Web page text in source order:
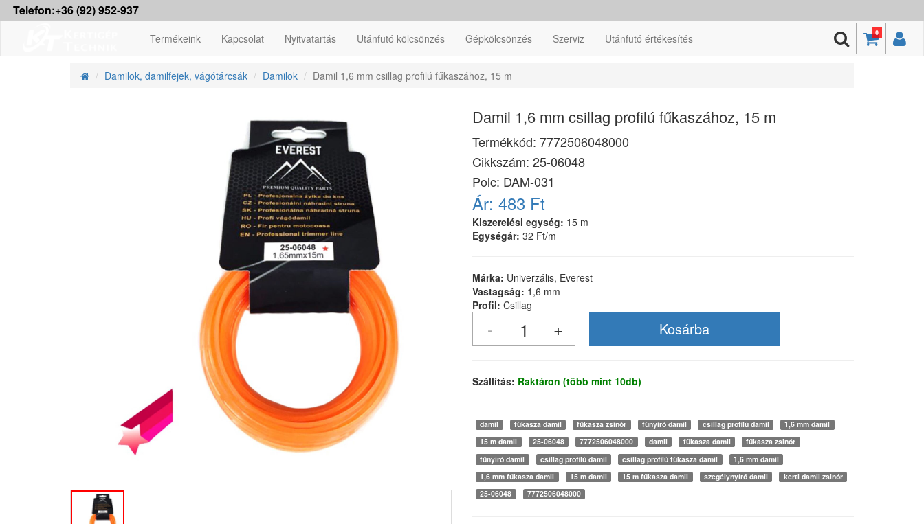
Telefon:+36 (92) 952-937
0
Termékeink Kapcsolat Nyitvatartás Utánfutó kölcsönzés Gépkölcsönzés Szerviz Utánfutó értékesítés
Damilok, damilfejek, vágótárcsák Damilok Damil 1,6 mm csillag profilú fűkaszához, 15 m
Damil 1,6 mm csillag profilú fűkaszához, 15 m
Termékkód: 7772506048000
Cikkszám: 25-06048
Polc: DAM-031
Ár: 483 Ft
Kiszerelési egység: 15 m
Egységár: 32 Ft/m
Márka: Univerzális, Everest
Vastagság: 1,6 mm
Profil: Csillag
Szállítás: Raktáron (több mint 10db)
damil fűkasza damil fűkasza zsinór fűnyíró damil csillag profilú damil
1,6 mm damil
15 m damil
25-06048 7772506048000 damil fűkasza damil
fűkasza zsinór
fűnyíró damil
csillag profilú damil csillag profilú fűkasza damil
1,6 mm damil
1,6 mm fűkasza damil
15 m damil 15 m fűkasza damil szegélynyíró damil
kerti damil zsinór
25-06048
7772506048000